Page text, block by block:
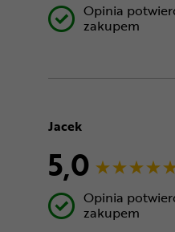
Opinia
zakupem
Jacek
5,0
Opinia
zakupem